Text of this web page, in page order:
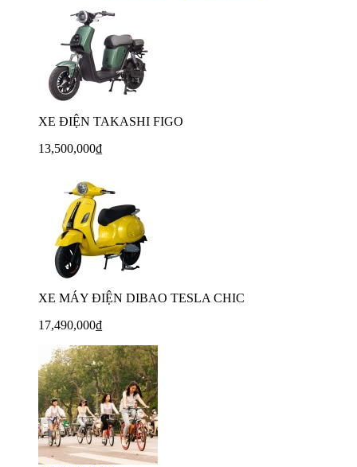
XE ĐIỆN TAKASHI FIGO
13,500,000₫
XE MÁY ĐIỆN DIBAO TESLA CHIC
17,490,000₫